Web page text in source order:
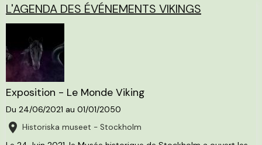
L'AGENDA DES ÉVÉNEMENTS VIKINGS
Exposition - Le Monde Viking
Du 24/06/2021 au 01/01/2050
Historiska museet - Stockholm